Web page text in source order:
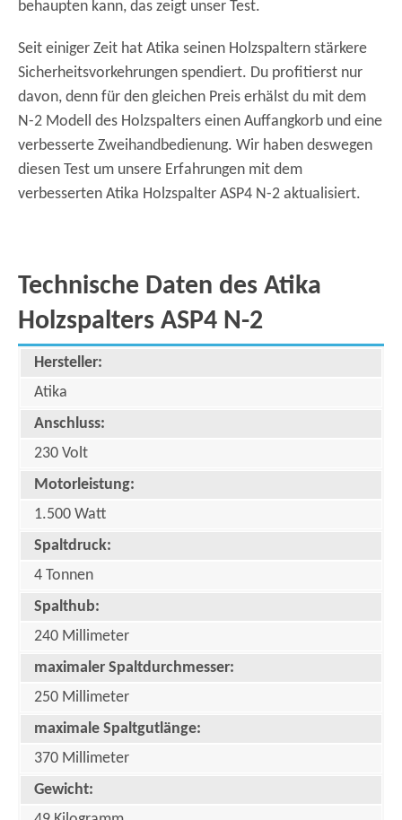
behaupten kann, das zeigt unser Test.
Seit einiger Zeit hat Atika seinen Holzspaltern stärkere
Sicherheitsvorkehrungen spendiert. Du profitierst nur
davon, denn für den gleichen Preis erhälst du mit dem
N-2 Modell des Holzspalters einen Auffangkorb und eine
verbesserte Zweihandbedienung. Wir haben deswegen
diesen Test um unsere Erfahrungen mit dem
verbesserten Atika Holzspalter ASP4 N-2 aktualisiert.
Technische Daten des Atika
Holzspalters ASP4 N-2
Hersteller:
Atika
Anschluss:
230 Volt
Motorleistung:
1.500 Watt
Spaltdruck:
4 Tonnen
Spalthub:
240 Millimeter
maximaler Spaltdurchmesser:
250 Millimeter
maximale Spaltgutlänge:
370 Millimeter
Gewicht: